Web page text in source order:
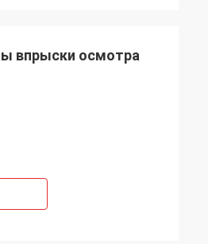
впрыски осмотра